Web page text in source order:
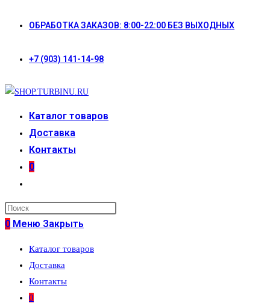
ОБРАБОТКА ЗАКАЗОВ: 8:00-22:00 БЕЗ ВЫХОДНЫХ
+7 (903) 141-14-98
Каталог товаров
Доставка
Контакты
0
поиск
по
сайту
0 Меню Закрыть
Каталог товаров
Доставка
Контакты
0